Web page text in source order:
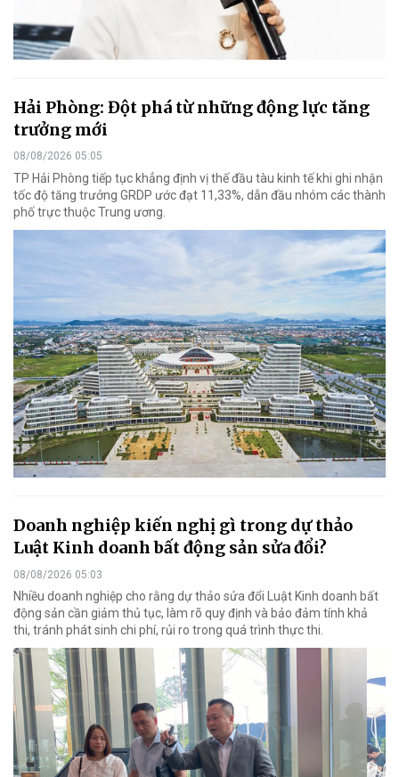
Hải Phòng: Đột phá từ những động lực tăng
trưởng mới
08/08/2026 05:05
TP Hải Phòng tiếp tục khẳng định vị thế đầu tàu kinh tế khi ghi nhận
tốc độ tăng trưởng GRDP ước đạt 11,33%, dẫn đầu nhóm các thành
phố trực thuộc Trung ương.
Doanh nghiệp kiến nghị gì trong dự thảo
Luật Kinh doanh bất động sản sửa đổi?
08/08/2026 05:03
Nhiều doanh nghiệp cho rằng dự thảo sửa đổi Luật Kinh doanh bất
động sản cần giảm thủ tục, làm rõ quy định và bảo đảm tính khả
thi, tránh phát sinh chi phí, rủi ro trong quá trình thực thi.